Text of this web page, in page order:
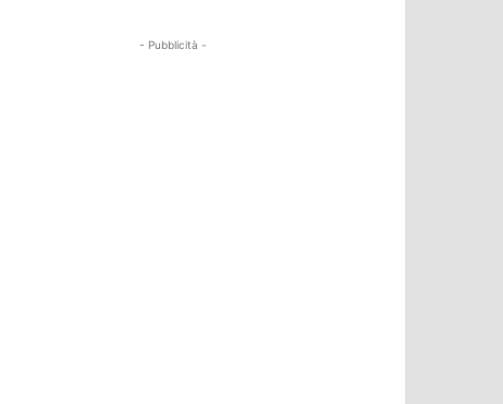
- Pubblicità -